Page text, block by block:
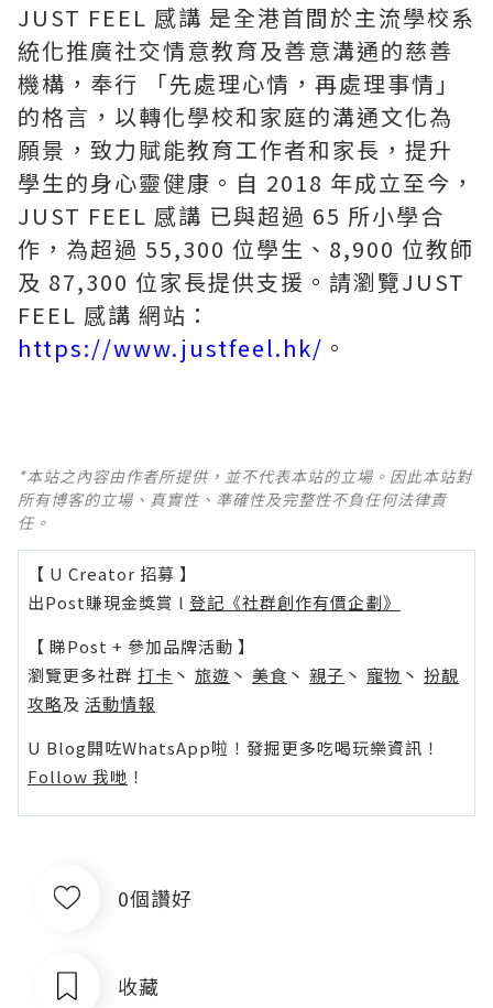
JUST FEEL 感講 是全港首間於主流學校系
統化推廣社交情意教育及善意溝通的慈善
機構，奉行 「先處理心情，再處理事情」
的格言，以轉化學校和家庭的溝通文化為
願景，致力賦能教育工作者和家長，提升
學生的身心靈健康。自 2018 年成立至今，
JUST FEEL 感講 已與超過 65 所小學合
作，為超過 55,300 位學生、8,900 位教師
及 87,300 位家長提供支援。請瀏覽JUST
FEEL 感講 網站：
https://www.justfeel.hk/ 。
*本站之內容由作者所提供，並不代表本站的立場。因此本站對
所有博客的立場、真實性、準確性及完整性不負任何法律責
任。
【 U Creator 招募 】
出Post賺現金獎賞 l 登記《社群創作有價企劃》
【 睇Post + 參加品牌活動 】
瀏覽更多社群 打卡 丶 旅遊 丶 美食 丶 親子 丶 寵物 丶 扮靚
攻略及 活動情報
U Blog開咗WhatsApp啦！發掘更多吃喝玩樂資訊！
Follow 我哋 ！
0個讚好
收藏